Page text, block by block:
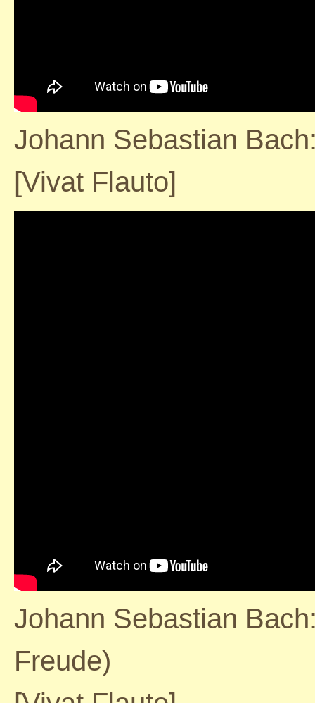
Johann Sebastian
[Vivat Flauto]
Johann Sebastian
Freude)